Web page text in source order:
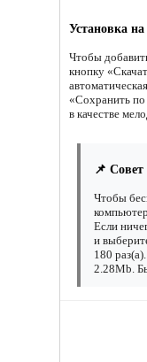
Установка
Чтобы
кнопку
«Сохранить по
в качестве
📌
Чтобы
Если
и
180
2.28Mb.